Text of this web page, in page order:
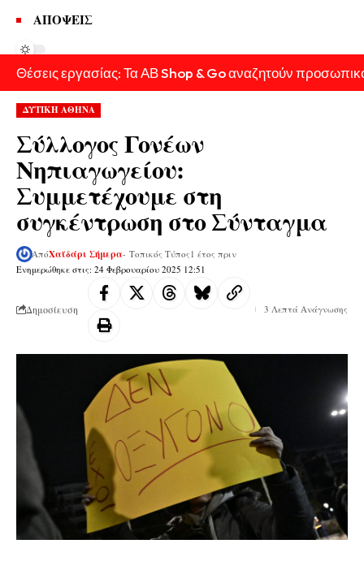
ΑΠΟΨΕΙΣ
Θέσεις εργασίας: Τα ΑΒ Shop & Go αναζητούν
ΔΥΤΙΚΗ ΑΘΗΝΑ
Σύλλογος Γονέων
Νηπιαγωγείου:
Συμμετέχουμε στη
συγκέντρωση στο Σύνταγμα
Ενημερώθηκε στις: 24 Φεβρουαρίου 2025 12:51
ΑπόΧαϊδάρι Σήμερα- Τοπικός Τύπος 1 έτος πριν
Δημοσίευση 3 Λεπτά Ανάγνωσης